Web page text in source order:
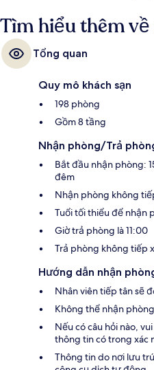
Tìm hiểu thêm
Tổng quan
Quy mô khách sạn
198 phòng
Gồm 8 tầng
Nhận phòng/Trả
Bắt đầu nhận phòng:
đêm
Nhận phòng không
Tuổi tối thiểu để nhận
Giờ trả phòng là 11:00
Trả phòng không tiếp
Hướng dẫn nhận
Nhân viên tiếp tân sẽ
Không thể nhận
Nếu có câu hỏi nào,
thông tin có trong xác
Thông tin do nơi lưu